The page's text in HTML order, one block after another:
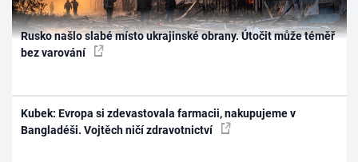
Rusko našlo slabé místo ukrajinské obrany. Útočit může téměř
bez varování
Kubek: Evropa si zdevastovala farmacii, nakupujeme v
Bangladéši. Vojtěch ničí zdravotnictví